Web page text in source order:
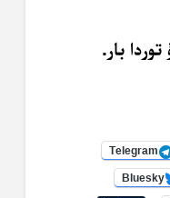
Telegram
Bluesky